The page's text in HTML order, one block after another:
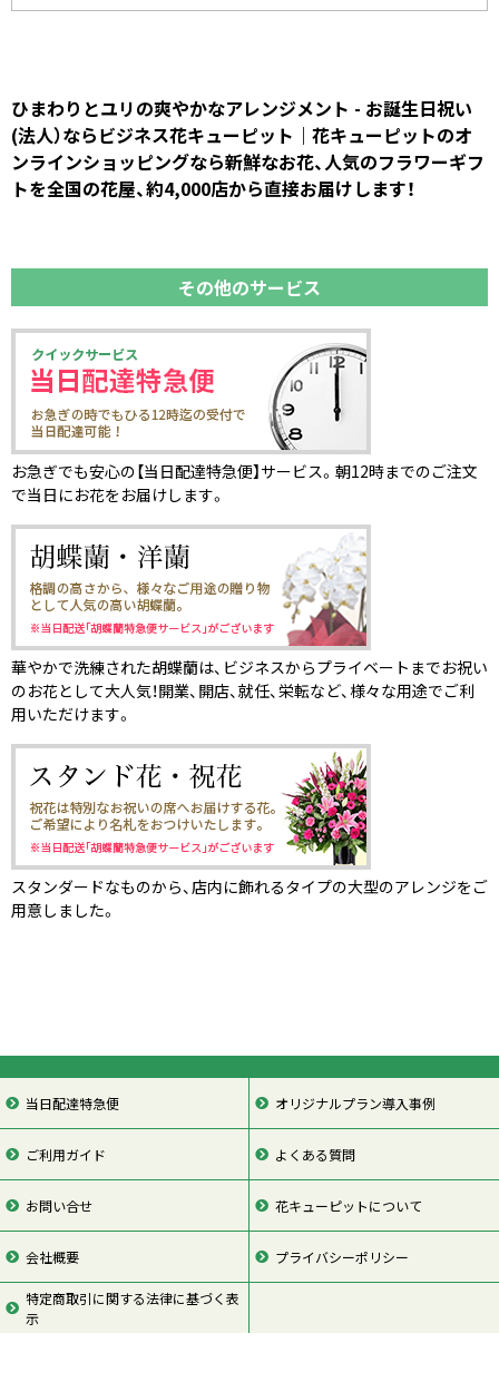
ひまわりとユリの爽やかなアレンジメント - お誕生日祝い
(法人）ならビジネス花キューピット｜花キューピットのオ
ンラインショッピングなら新鮮なお花、人気のフラワーギフ
トを全国の花屋、約4,000店から直接お届けします！
その他のサービス
お急ぎでも安心の【当日配達特急便】サービス。朝12時までのご注文
で当日にお花をお届けします。
華やかで洗練された胡蝶蘭は、ビジネスからプライベートまでお祝い
のお花として大人気！開業、開店、就任、栄転など、様々な用途でご利
用いただけます。
スタンダードなものから、店内に飾れるタイプの大型のアレンジをご
用意しました。
当日配達特急便 オリジナルプラン導入事例
ご利用ガイド よくある質問
お問い合せ 花キューピットについて
会社概要 プライバシーポリシー
特定商取引に関する法律に基づく表
示